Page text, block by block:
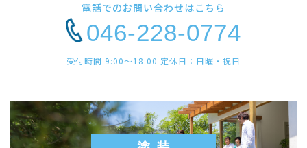
電話でのお問い合わせはこちら
046-228-0774
受付時間 9:00〜18:00 定休日：日曜・祝日